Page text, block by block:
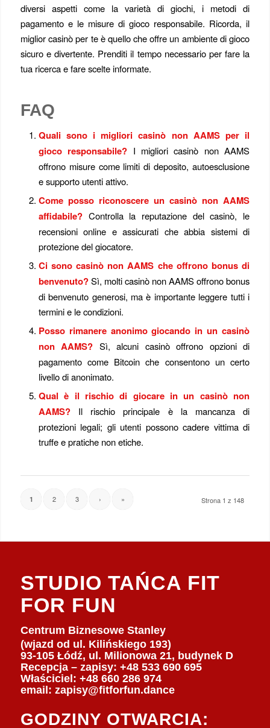
diversi aspetti come la varietà di giochi, i metodi di
pagamento e le misure di gioco responsabile. Ricorda, il
miglior casinò per te è quello che offre un ambiente di gioco
sicuro e divertente. Prenditi il tempo necessario per fare la
tua ricerca e fare scelte informate.
FAQ
Quali sono i migliori casinò non AAMS per il
gioco responsabile? I migliori casinò non AAMS
offrono misure come limiti di deposito, autoesclusione
e supporto utenti attivo.
Come posso riconoscere un casinò non AAMS
affidabile?Controlla la reputazione del casinò, le
recensioni online e assicurati che abbia sistemi di
protezione del giocatore.
Ci sono casinò non AAMS che offrono bonus di
benvenuto?Sì, molti casinò non AAMS offrono bonus
di benvenuto generosi, ma è importante leggere tutti i
termini e le condizioni.
Posso rimanere anonimo giocando in un casinò
non AAMS? Sì, alcuni casinò offrono opzioni di
pagamento come Bitcoin che consentono un certo
livello di anonimato.
Qual è il rischio di giocare in un casinò non
AAMS?Il rischio principale è la mancanza di
protezioni legali; gli utenti possono cadere vittima di
truffe e pratiche non etiche.
Strona 1 z 148
1 2 3 › »
STUDIO TAŃCA FIT
FOR FUN
Centrum Biznesowe Stanley
(wjazd od ul. Kilińskiego 193)
93-105 Łódź, ul. Milionowa 21, budynek D
Recepcja – zapisy: +48 533 690 695
Właściciel: +48 660 286 974
email: zapisy@fitforfun.dance
GODZINY OTWARCIA: